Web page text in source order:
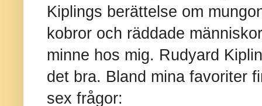
Kiplings berättelse om
kobror och räddade
minne hos mig. Rudyard
det bra. Bland mina favoriter
sex frågor: